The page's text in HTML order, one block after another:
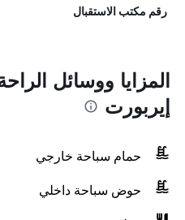
رقم مكتب الاستقبال
المزايا ووسائل
إيربورت
حمام سباحة خارجي
حوض سباحة داخلي